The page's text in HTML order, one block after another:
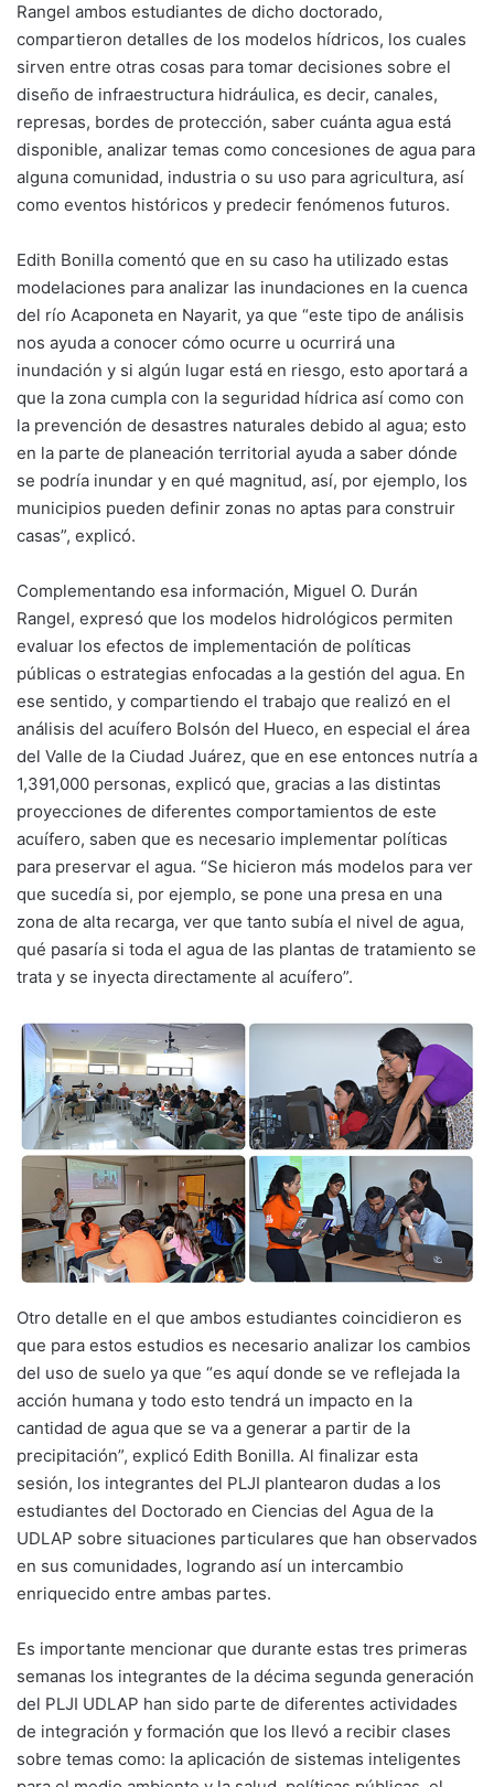
Rangel ambos estudiantes de dicho doctorado,
compartieron detalles de los modelos hídricos, los cuales
sirven entre otras cosas para tomar decisiones sobre el
diseño de infraestructura hidráulica, es decir, canales,
represas, bordes de protección, saber cuánta agua está
disponible, analizar temas como concesiones de agua para
alguna comunidad, industria o su uso para agricultura, así
como eventos históricos y predecir fenómenos futuros.
Edith Bonilla comentó que en su caso ha utilizado estas
modelaciones para analizar las inundaciones en la cuenca
del río Acaponeta en Nayarit, ya que “este tipo de análisis
nos ayuda a conocer cómo ocurre u ocurrirá una
inundación y si algún lugar está en riesgo, esto aportará a
que la zona cumpla con la seguridad hídrica así como con
la prevención de desastres naturales debido al agua; esto
en la parte de planeación territorial ayuda a saber dónde
se podría inundar y en qué magnitud, así, por ejemplo, los
municipios pueden definir zonas no aptas para construir
casas”, explicó.
Complementando esa información, Miguel O. Durán
Rangel, expresó que los modelos hidrológicos permiten
evaluar los efectos de implementación de políticas
públicas o estrategias enfocadas a la gestión del agua. En
ese sentido, y compartiendo el trabajo que realizó en el
análisis del acuífero Bolsón del Hueco, en especial el área
del Valle de la Ciudad Juárez, que en ese entonces nutría a
1,391,000 personas, explicó que, gracias a las distintas
proyecciones de diferentes comportamientos de este
acuífero, saben que es necesario implementar políticas
para preservar el agua. “Se hicieron más modelos para ver
que sucedía si, por ejemplo, se pone una presa en una
zona de alta recarga, ver que tanto subía el nivel de agua,
qué pasaría si toda el agua de las plantas de tratamiento se
trata y se inyecta directamente al acuífero”.
Otro detalle en el que ambos estudiantes coincidieron es
que para estos estudios es necesario analizar los cambios
del uso de suelo ya que “es aquí donde se ve reflejada la
acción humana y todo esto tendrá un impacto en la
cantidad de agua que se va a generar a partir de la
precipitación”, explicó Edith Bonilla. Al finalizar esta
sesión, los integrantes del PLJI plantearon dudas a los
estudiantes del Doctorado en Ciencias del Agua de la
UDLAP sobre situaciones particulares que han observados
en sus comunidades, logrando así un intercambio
enriquecido entre ambas partes.
Es importante mencionar que durante estas tres primeras
semanas los integrantes de la décima segunda generación
del PLJI UDLAP han sido parte de diferentes actividades
de integración y formación que los llevó a recibir clases
sobre temas como: la aplicación de sistemas inteligentes